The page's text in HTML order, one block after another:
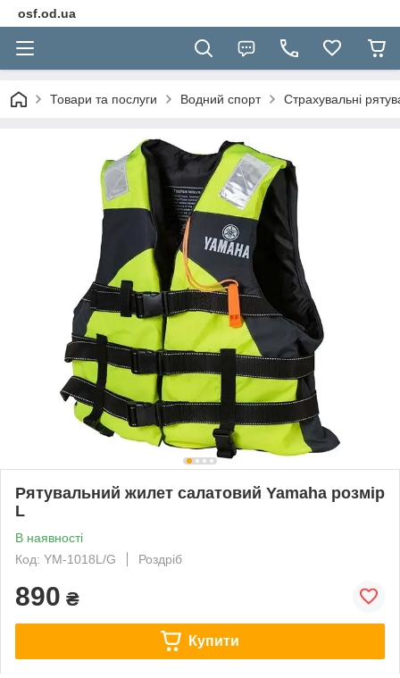
osf.od.ua
Товари та послуги Водний спорт Страхувальні
Рятувальний жилет салатовий Yamaha розмір
L
В наявності
Код: YM-1018L/G
Роздріб
890 ₴
Купити